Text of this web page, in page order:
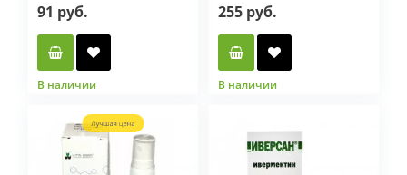
91 руб.
В наличии
255 руб.
В наличии
250 мл
500 мл